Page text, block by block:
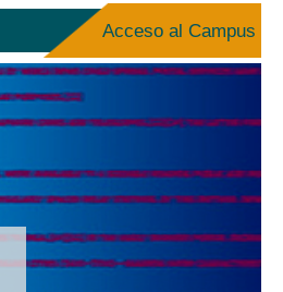
Acceso al Campus